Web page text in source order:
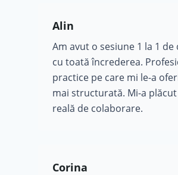
Alin
Am avut o sesiune 1 la 1
cu toată încrederea.
practice pe care mi le-a
mai structurată. Mi-a
reală de colaborare.
Corina